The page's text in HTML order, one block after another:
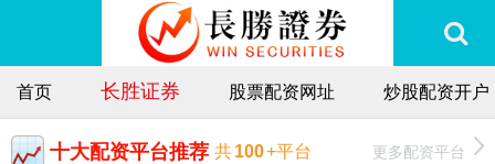
首页 长胜证券 股票配资网址 炒股配资开户
十大配资平台推荐 共100+平台 更多配资平台